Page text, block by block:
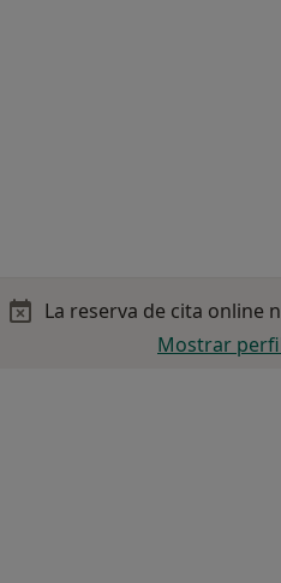
La reserva de cita online
Mostrar